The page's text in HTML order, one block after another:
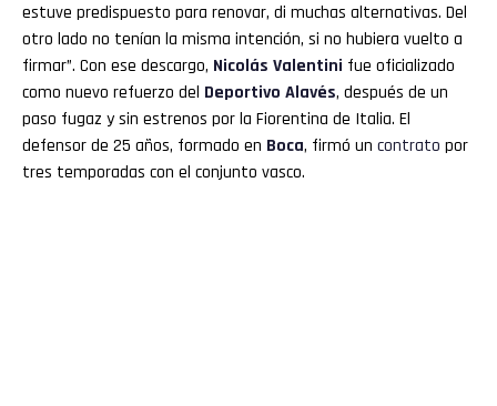
estuve predispuesto para renovar, di muchas alternativas. Del
otro lado no tenían la misma intención, si no hubiera vuelto a
firmar”. Con ese descargo, Nicolás Valentini fue oficializado
como nuevo refuerzo del Deportivo Alavés, después de un
paso fugaz y sin estrenos por la Fiorentina de Italia. El
defensor de 25 años, formado en Boca, firmó un contrato por
tres temporadas con el conjunto vasco.